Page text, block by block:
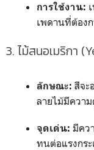
การใช้งาน:
เพดานที่ต้อง
3. ไม้สนอเมริกา
ลักษณะ: สีจะ
ลายไม้มีควา
จุดเด่น: มีคว
ทนต่อแรงกร